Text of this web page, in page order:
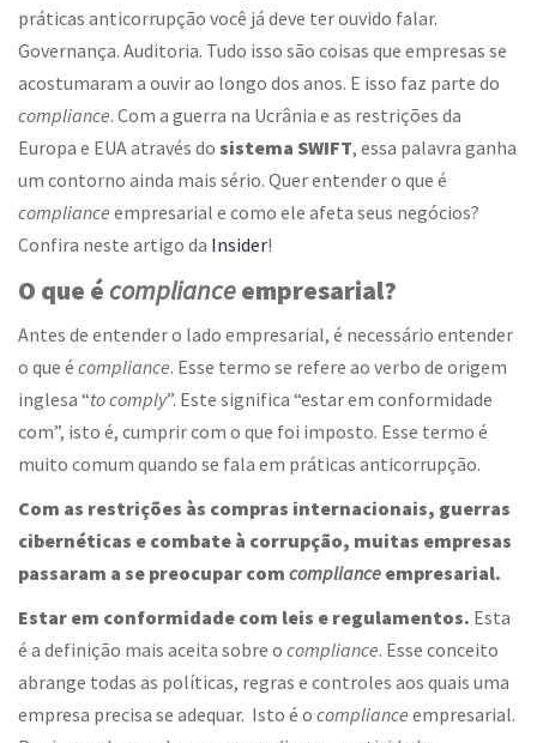
práticas anticorrupção você já deve ter ouvido falar.
Governança. Auditoria. Tudo isso são coisas que empresas se
acostumaram a ouvir ao longo dos anos. E isso faz parte do
compliance. Com a guerra na Ucrânia e as restrições da
Europa e EUA através do sistema SWIFT, essa palavra ganha
um contorno ainda mais sério. Quer entender o que é
compliance empresarial e como ele afeta seus negócios?
Confira neste artigo da Insider!
O que écomplianceempresarial?
Antes de entender o lado empresarial, é necessário entender
o que é compliance. Esse termo se refere ao verbo de origem
inglesa “to comply”. Este significa “estar em conformidade
com”, isto é, cumprir com o que foi imposto. Esse termo é
muito comum quando se fala em práticas anticorrupção.
Com as restrições às compras internacionais, guerras
cibernéticas e combate à corrupção, muitas empresas
passaram a se preocupar com compliance empresarial.
Estar em conformidade com leis e regulamentos. Esta
é a definição mais aceita sobre o compliance. Esse conceito
abrange todas as políticas, regras e controles aos quais uma
empresa precisa se adequar. Isto é o compliance empresarial.